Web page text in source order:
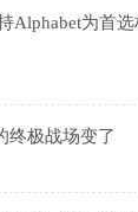
Alphabet为首
终极战场变了